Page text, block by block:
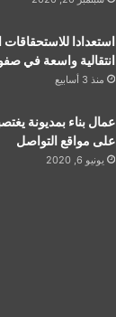
استعدادا
انتقالية واسعة في
منذ 3 أسابيع
عمال بناء بمديونة
على مواقع التواصل
يونيو 6, 2020